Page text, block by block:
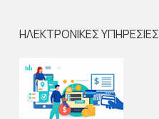
ΗΛΕΚΤΡΟΝΙΚΕΣ ΥΠΗΡΕΣΙΕΣ